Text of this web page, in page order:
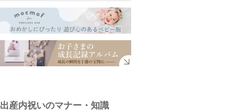
出産内祝いのマナー・知識